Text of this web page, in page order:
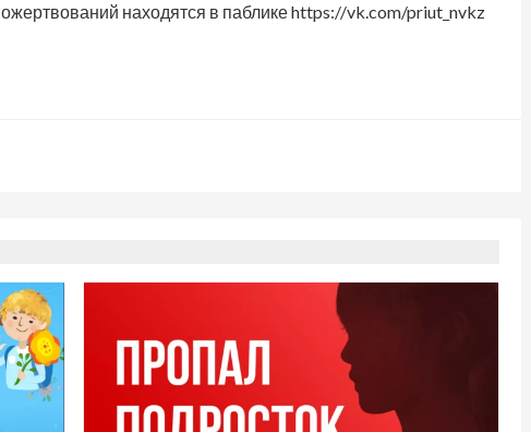
находятся в паблике https://vk.com/priut_nvkz